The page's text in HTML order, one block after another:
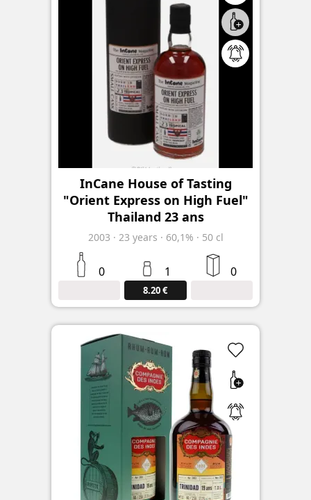
InCane House of Tasting
"Orient Express on High Fuel"
Thailand 23 ans
2003 · 23 years · 60,1% · 50 cl
0 1
8.20 €
0